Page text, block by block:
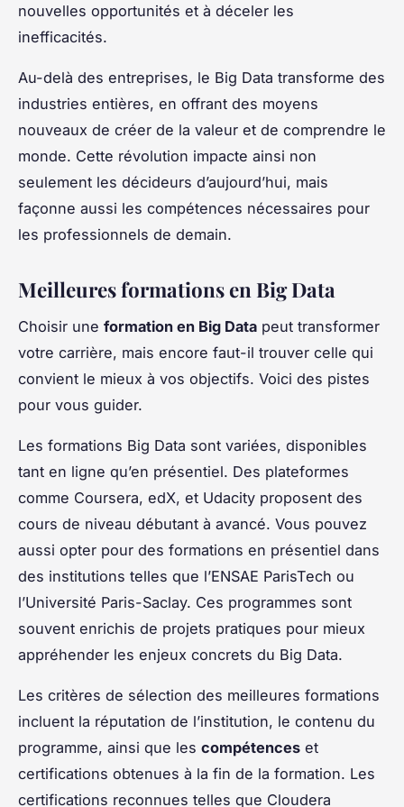
nouvelles opportunités et à déceler les
inefficacités.
Au-delà des entreprises, le Big Data transforme des
industries entières, en offrant des moyens
nouveaux de créer de la valeur et de comprendre le
monde. Cette révolution impacte ainsi non
seulement les décideurs d’aujourd’hui, mais
façonne aussi les compétences nécessaires pour
les professionnels de demain.
Meilleures formations en Big Data
Choisir une formation en Big Data peut transformer
votre carrière, mais encore faut-il trouver celle qui
convient le mieux à vos objectifs. Voici des pistes
pour vous guider.
Les formations Big Data sont variées, disponibles
tant en ligne qu’en présentiel. Des plateformes
comme Coursera, edX, et Udacity proposent des
cours de niveau débutant à avancé. Vous pouvez
aussi opter pour des formations en présentiel dans
des institutions telles que l’ENSAE ParisTech ou
l’Université Paris-Saclay. Ces programmes sont
souvent enrichis de projets pratiques pour mieux
appréhender les enjeux concrets du Big Data.
Les critères de sélection des meilleures formations
incluent la réputation de l’institution, le contenu du
programme, ainsi que les compétences et
certifications obtenues à la fin de la formation. Les
certifications reconnues telles que Cloudera